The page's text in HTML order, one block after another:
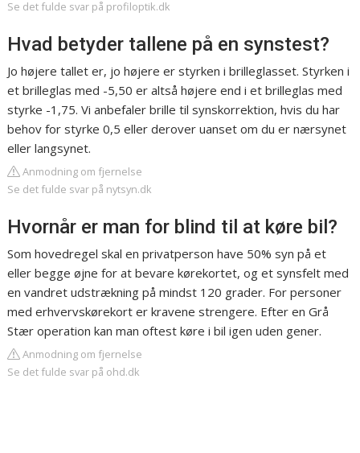
Se det fulde svar på profiloptik.dk
Hvad betyder tallene på en synstest?
Jo højere tallet er, jo højere er styrken i brilleglasset. Styrken i
et brilleglas med -5,50 er altså højere end i et brilleglas med
styrke -1,75. Vi anbefaler brille til synskorrektion, hvis du har
behov for styrke 0,5 eller derover uanset om du er nærsynet
eller langsynet.
Anmodning om fjernelse
Se det fulde svar på nytsyn.dk
Hvornår er man for blind til at køre bil?
Som hovedregel skal en privatperson have 50% syn på et
eller begge øjne for at bevare kørekortet, og et synsfelt med
en vandret udstrækning på mindst 120 grader. For personer
med erhvervskørekort er kravene strengere. Efter en Grå
Stær operation kan man oftest køre i bil igen uden gener.
Anmodning om fjernelse
Se det fulde svar på ohd.dk